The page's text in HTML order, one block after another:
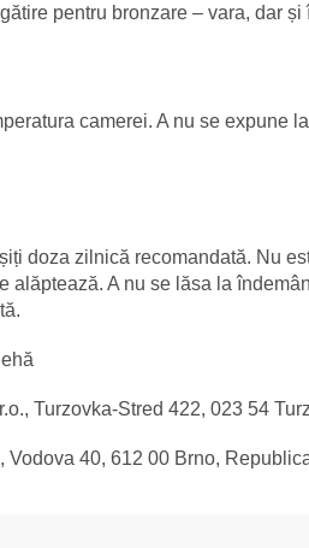
pentru bronzare – vara, dar
camerei. A nu se expune
doza zilnică recomandată. Nu
alăptează. A nu se lăsa la
Turzovka-Stred 422, 023 54
Vodova 40, 612 00 Brno,